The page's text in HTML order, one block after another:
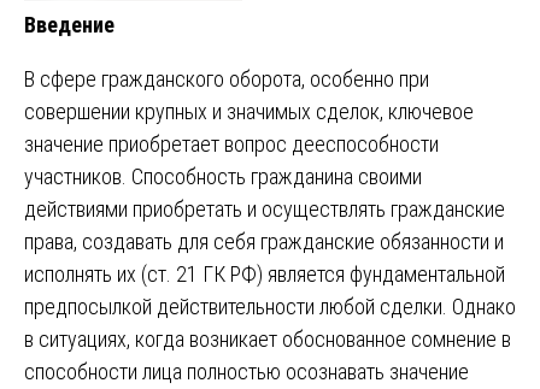
Введение
В сфере гражданского оборота, особенно при
совершении крупных и значимых сделок, ключевое
значение приобретает вопрос дееспособности
участников. Способность гражданина своими
действиями приобретать и осуществлять гражданские
права, создавать для себя гражданские обязанности и
исполнять их (ст. 21 ГК РФ) является фундаментальной
предпосылкой действительности любой сделки. Однако
в ситуациях, когда возникает обоснованное сомнение в
способности лица полностью осознавать значение